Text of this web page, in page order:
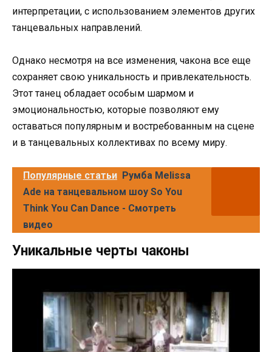
интерпретации, с использованием элементов других
танцевальных направлений.
Однако несмотря на все изменения, чакона все еще
сохраняет свою уникальность и привлекательность.
Этот танец обладает особым шармом и
эмоциональностью, которые позволяют ему
оставаться популярным и востребованным на сцене
и в танцевальных коллективах по всему миру.
Популярные статьи Румба Melissa
Ade на танцевальном шоу So You
Think You Can Dance - Смотреть
видео
Уникальные черты чаконы